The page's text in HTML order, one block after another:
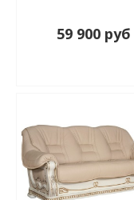
59 900 руб